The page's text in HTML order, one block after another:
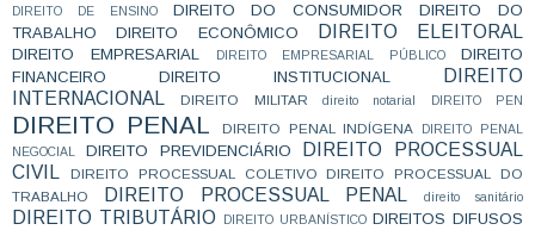
DIREITO DE ENSINO
DIREITO DO CONSUMIDOR
DIREITO DO
TRABALHO
DIREITO ECONÔMICO DIREITO ELEITORAL
DIREITO EMPRESARIAL DIREITO EMPRESARIAL PÚBLICO
DIREITO
FINANCEIRO
DIREITO INSTITUCIONAL
DIREITO
INTERNACIONAL
DIREITO MILITAR direito notarial DIREITO PEN
DIREITO PENAL DIREITO PENAL INDÍGENA
DIREITO PENAL
NEGOCIAL
DIREITO PREVIDENCIÁRIO
DIREITO PROCESSUAL
CIVIL
DIREITO PROCESSUAL COLETIVO
DIREITO PROCESSUAL DO
TRABALHO
DIREITO PROCESSUAL PENAL direito sanitário
DIREITO TRIBUTÁRIO DIREITO URBANÍSTICO DIREITOS DIFUSOS